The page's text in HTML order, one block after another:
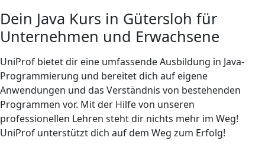
Dein Java Kurs in Gütersloh für
Unternehmen und Erwachsene
UniProf bietet dir eine umfassende Ausbildung in Java-
Programmierung und bereitet dich auf eigene
Anwendungen und das Verständnis von bestehenden
Programmen vor. Mit der Hilfe von unseren
professionellen Lehren steht dir nichts mehr im Weg!
UniProf unterstützt dich auf dem Weg zum Erfolg!